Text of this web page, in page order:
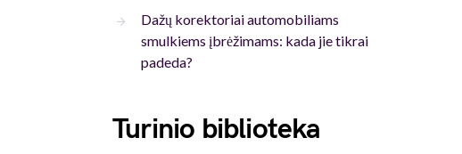
Dažų korektoriai automobiliams
smulkiems įbrėžimams: kada jie tikrai
padeda?
Turinio biblioteka